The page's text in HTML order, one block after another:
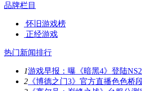
品牌栏目
怀旧游戏榜
正经游戏
热门新闻排行
1游戏早报：曝《暗黑4》登陆
2 《博德之门3》官方直播色色桥